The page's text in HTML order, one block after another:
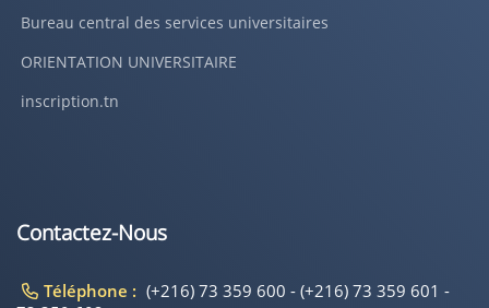
Bureau central des services universitaires
ORIENTATION UNIVERSITAIRE
inscription.tn
Contactez-Nous
Téléphone : (+216) 73 359 600 - (+216) 73 359 601 -